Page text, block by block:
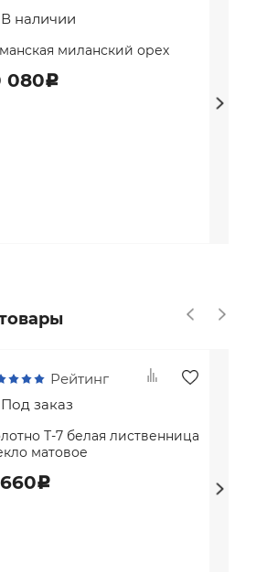
В наличии
миланский орех
080c
Рейтинг
Под заказ
Т-7 белая лиственница
матовое
c